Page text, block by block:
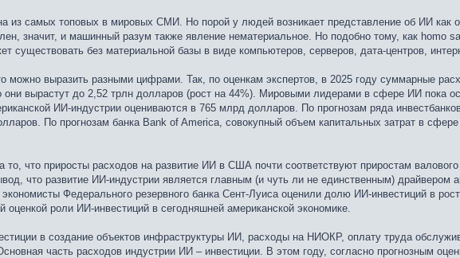
из самых топовых в мировых СМИ. Но порой у людей возникает представление об ИИ как
значит, и машинный разум также явление нематериальное. Но подобно тому, как homo
существовать без материальной базы в виде компьютеров, серверов, дата-центров,
можно выразить разными цифрами. Так, по оценкам экспертов, в 2025 году суммарные
они вырастут до 2,52 трлн долларов (рост на 44%). Мировыми лидерами в сфере ИИ пока
ИИ-индустрии оцениваются в 765 млрд долларов. По прогнозам ряда
По прогнозам банка Bank of America, совокупный объем капитальных затрат в
то, что приросты расходов на развитие ИИ в США почти соответствуют приростам
что развитие ИИ-индустрии является главным (и чуть ли не единственным) драйвером
Федерального резервного банка Сент-Луиса оценили долю ИИ-инвестиций в
оценкой роли ИИ-инвестиций в сегодняшней американской экономике.
в создание объектов инфраструктуры ИИ, расходы на НИОКР, оплату труда
часть расходов индустрии ИИ – инвестиции. В этом году, согласно прогнозным